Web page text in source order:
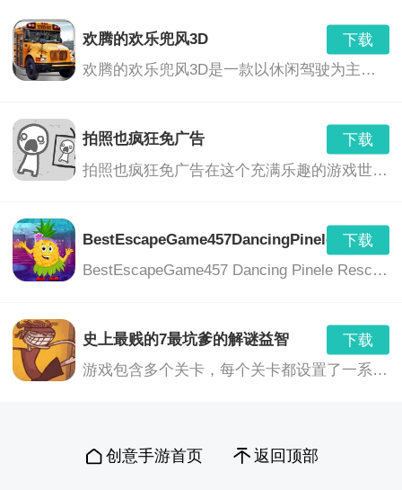
3、出入凡间，探索江湖，去寻找失落宗门的秘技，不断
游戏介绍
中，进行触发。
感度，没有问题。
3、自由的进行转生，每一次的身份都会不太一样，而且
欢腾的欢乐兜风3D
下载
欢腾的欢乐兜风3D是一款以休闲驾驶为主题的游戏，玩家将在美丽的3D环境中驾驶各种车辆，享受驾驶的乐趣，同时与朋友们一起分享欢乐的时光。游戏提供了丰富的车辆选择、多样的场景和任务，让玩家沉浸在刺激、轻松和充满乐趣的游戏世界中。
拍照也疯狂免广告
下载
拍照也疯狂免广告在这个充满乐趣的游戏世界中，你将带领你的相机挑战各种奇特的谜题，利用各种道具，以完成挑战并解开更多的隐藏区域。这是一个真正疯狂的拍照冒险旅程，没有任何广告的打扰，只为你带来纯粹的游戏乐趣。
下载
BestEscapeGame457 Dancing Pinele Rescue Game是一款独具特色的休闲解谜冒险游戏。游戏中，玩家将扮演一位勇敢的冒险者，在神秘的森林中展开一场刺激的逃脱冒险。玩家需要运用智慧和勇气，解开各种谜题，拯救被困在跳舞松树中的朋友。
史上最贱的7最坑爹的解谜益智
下载
游戏包含多个关卡，每个关卡都设置了一系列谜题和挑战。玩家需要通过思考、观察、操作等方式，解开谜题，完成挑战。游戏中的谜题设计丰富多样，包括图形推理、文字游戏、物理难题等等，充分考验玩家的智慧和反应能力。
创意手游首页 返回顶部